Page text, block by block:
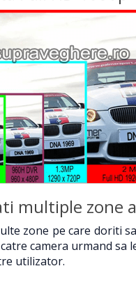
multiple zone
zone pe care doriti
camera urmand sa
utilizator.